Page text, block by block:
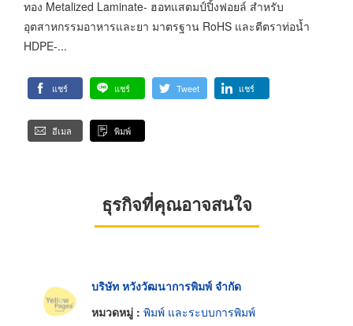
ทอง Metalized Laminate- ฮอทแสตมป์ปิ้งฟอยล์ สำหรับ
อุตสาหกรรมอาหารและยา มาตรฐาน RoHS และตีตราท่อน้ำ
HDPE-...
แชร์ แชร์ Tweet แชร์
อีเมล พิมพ์
ธุรกิจที่คุณอาจสนใจ
บริษัท หวังวัฒนาการพิมพ์ จำกัด
หมวดหมู่ : พิมพ์ และระบบการพิมพ์